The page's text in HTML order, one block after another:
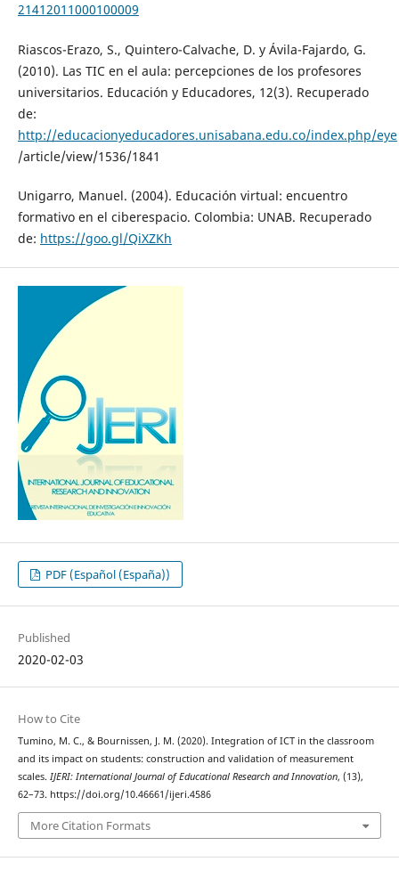
21412011000100009
Riascos-Erazo, S., Quintero-Calvache, D. y Ávila-Fajardo, G.
(2010). Las TIC en el aula: percepciones de los profesores
universitarios. Educación y Educadores, 12(3). Recuperado
de:
http://educacionyeducadores.unisabana.edu.co/index.php/eye
/article/view/1536/1841
Unigarro, Manuel. (2004). Educación virtual: encuentro
formativo en el ciberespacio. Colombia: UNAB. Recuperado
de: https://goo.gl/QiXZKh
PDF (Español (España))
Published
2020-02-03
How to Cite
Tumino, M. C., & Bournissen, J. M. (2020). Integration of ICT in the classroom
and its impact on students: construction and validation of measurement
scales. IJERI: International Journal of Educational Research and Innovation, (13),
62–73. https://doi.org/10.46661/ijeri.4586
More Citation Formats